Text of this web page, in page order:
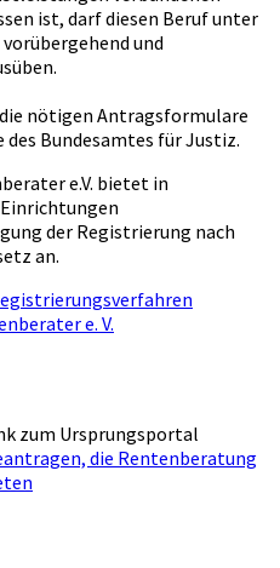
ist, darf diesen Beruf unter
und
nötigen Antragsformulare
Bundesamtes für Justiz.
e.V. bietet in
der Registrierung nach
an.
e. V.
zum Ursprungsportal
die Rentenberatung